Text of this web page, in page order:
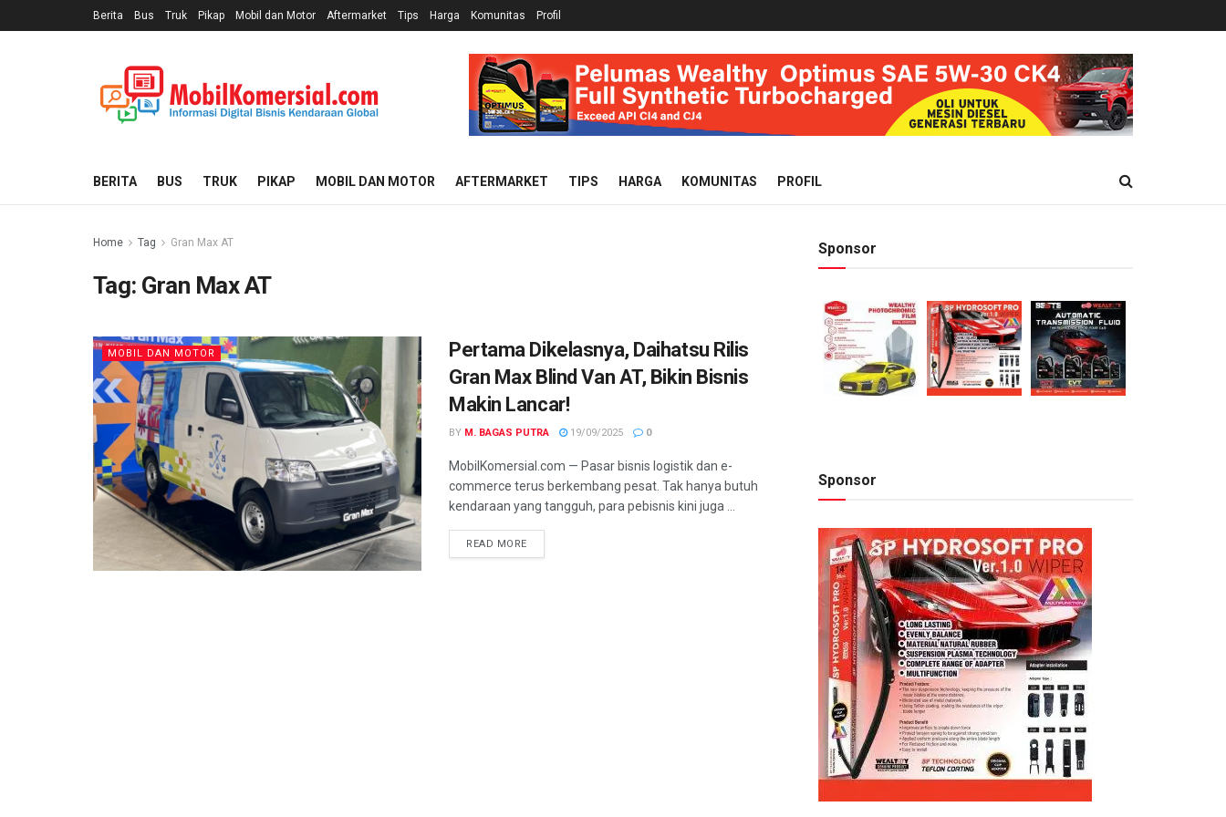
Berita Bus Truk Pikap Mobil dan Motor Aftermarket Tips Harga Komunitas Profil
BERITA BUS TRUK PIKAP MOBIL DAN MOTOR AFTERMARKET TIPS HARGA KOMUNITAS PROFIL
Home Tag Gran Max AT
Tag: Gran Max AT
MOBIL DAN MOTOR
Pertama Dikelasnya, Daihatsu Rilis
Gran Max Blind Van AT, Bikin Bisnis
Makin Lancar!
BY M. BAGAS PUTRA 19/09/2025 0
MobilKomersial.com — Pasar bisnis logistik dan e-
commerce terus berkembang pesat. Tak hanya butuh
kendaraan yang tangguh, para pebisnis kini juga ...
READ MORE
Sponsor
Sponsor